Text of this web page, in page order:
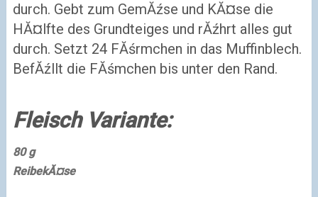
durch. Gebt zum GemĂźse und KĂ¤se die
HĂ¤lfte des Grundteiges und rĂźhrt alles gut
durch. Setzt 24 FĂśrmchen in das Muffinblech.
BefĂźllt die FĂśmchen bis unter den Rand.
Fleisch Variante:
80 g
ReibekĂ¤se